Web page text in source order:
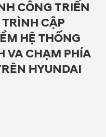
CÔNG TRIỂN
CẬP
HỆ THỐNG
VA CHẠM PHÍA
HYUNDAI